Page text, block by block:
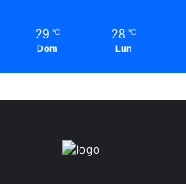
29 ℃
Dom
28 ℃
Lun